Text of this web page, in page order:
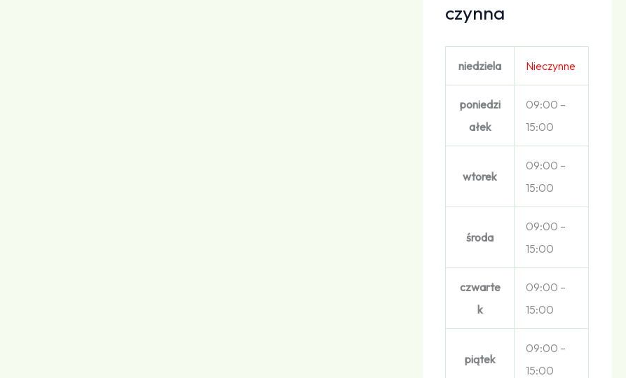
czynna
niedziela Nieczynne
poniedzi
ałek
09:00 –
15:00
wtorek
09:00 –
15:00
środa
09:00 –
15:00
czwarte
k
09:00 –
15:00
piątek
09:00 –
15:00